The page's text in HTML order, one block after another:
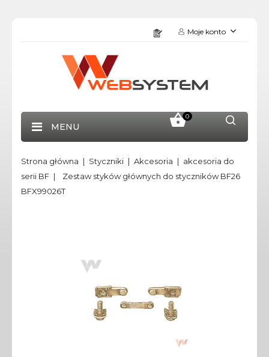
Moje konto
0
MENU
Strona główna Styczniki Akcesoria
akcesoria do
serii BF
Zestaw styków głównych do styczników BF26
BFX99026T